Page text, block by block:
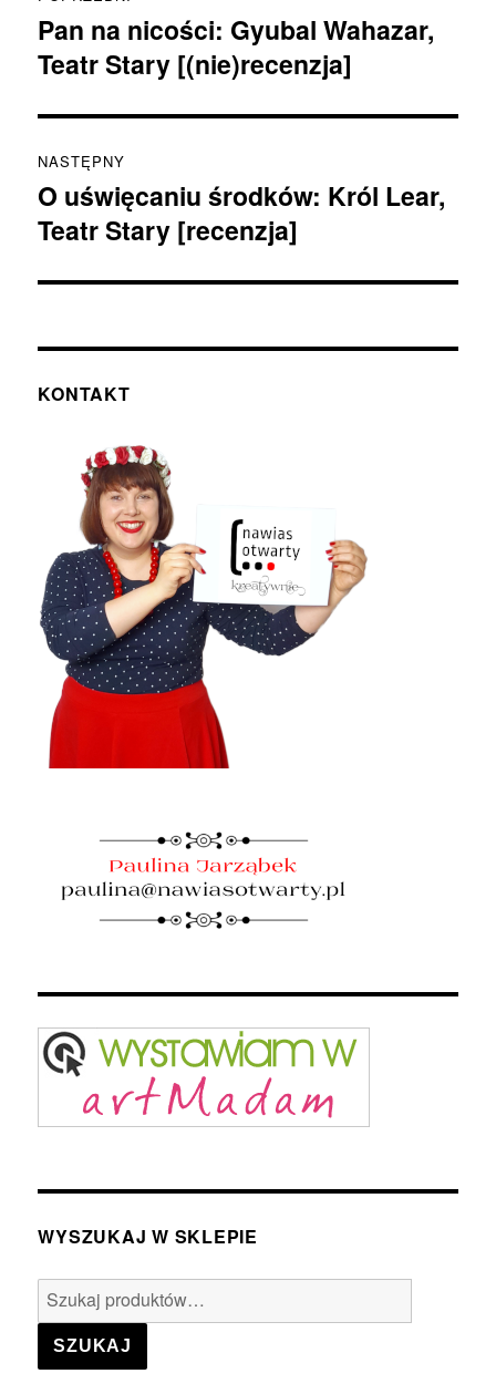
wpisu
Poprzedni
wpis:
Pan na nicości: Gyubal Wahazar,
Teatr Stary [(nie)recenzja]
NASTĘPNY
Następny
wpis:
O uświęcaniu środków: Król Lear,
Teatr Stary [recenzja]
KONTAKT
WYSZUKAJ W SKLEPIE
Szukaj:
SZUKAJ